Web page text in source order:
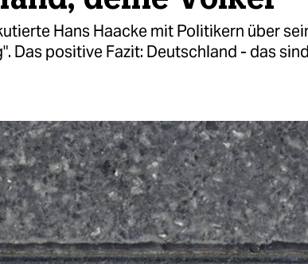
Hans Haacke mit Politikern über
Das positive Fazit: Deutschland - das